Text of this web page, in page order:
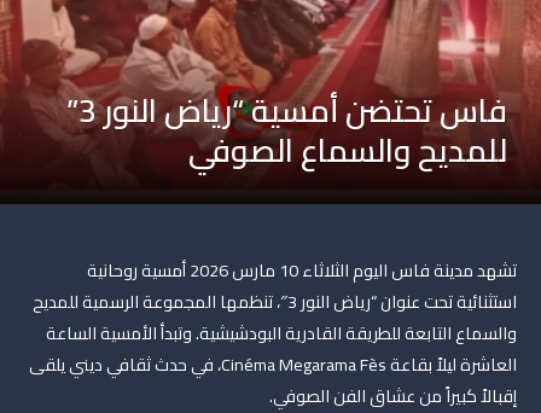
فاس تحتضن أمسية “رياض النور 3”
للمديح والسماع الصوفي
تشهد مدينة فاس اليوم الثلاثاء 10 مارس 2026 أمسية روحانية
استثنائية تحت عنوان “رياض النور 3″، تنظمها المجموعة الرسمية للمديح
والسماع التابعة للطريقة القادرية البودشيشية. وتبدأ الأمسية الساعة
العاشرة ليلاً بقاعة Cinéma Megarama Fès، في حدث ثقافي ديني يلقى
إقبالاً كبيراً من عشاق الفن الصوفي.